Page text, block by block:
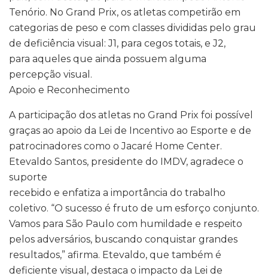
Tenório. No Grand Prix, os atletas competirão em
categorias de peso e com classes divididas pelo grau
de deficiência visual: J1, para cegos totais, e J2,
para aqueles que ainda possuem alguma
percepção visual.
Apoio e Reconhecimento
A participação dos atletas no Grand Prix foi possível
graças ao apoio da Lei de Incentivo ao Esporte e de
patrocinadores como o Jacaré Home Center.
Etevaldo Santos, presidente do IMDV, agradece o
suporte
recebido e enfatiza a importância do trabalho
coletivo. “O sucesso é fruto de um esforço conjunto.
Vamos para São Paulo com humildade e respeito
pelos adversários, buscando conquistar grandes
resultados,” afirma. Etevaldo, que também é
deficiente visual, destaca o impacto da Lei de